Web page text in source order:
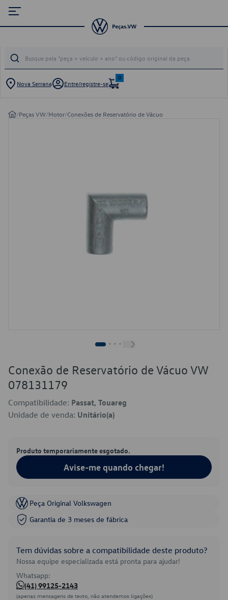
Nova Serrana Entre/registre-se
0
/Peças VW/Motor/Conexões de Reservatório de Vácuo
Conexão de Reservatório de Vácuo VW
078131179
Compatibilidade: Passat, Touareg
Unidade de venda: Unitário(a)
Produto temporariamente esgotado.
Avise-me quando chegar!
Peça Original Volkswagen
Garantia de 3 meses de fábrica
Tem dúvidas sobre a compatibilidade deste produto?
Nossa equipe especializada está pronta para ajudar!
Whatsapp:
(41) 99125-2143
(apenas mensagens de texto, não atendemos ligações)